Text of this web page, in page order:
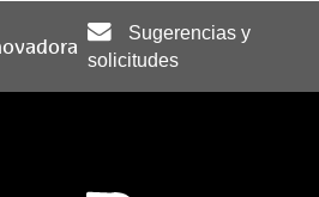
Sugerencias y
solicitudes